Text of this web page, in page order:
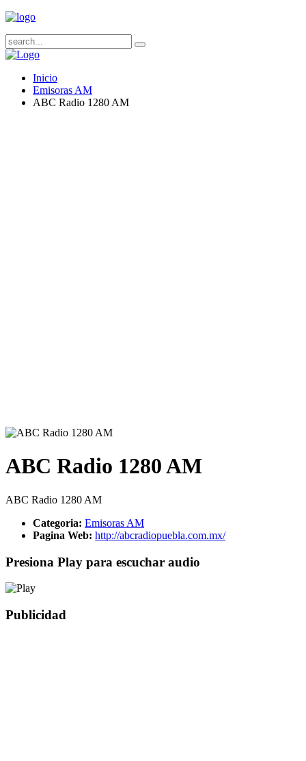
Inicio
Emisoras AM
ABC Radio 1280 AM
ABC Radio 1280 AM
ABC Radio 1280 AM
Categoria: Emisoras AM
Pagina Web: http://abcradiopuebla.com.mx/
Presiona Play para escuchar audio
Publicidad